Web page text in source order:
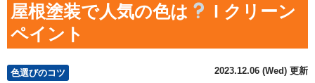
屋根塗装で人気の色は
l クリーン
ペイント
色選びのコツ 2023.12.06 (Wed) 更新